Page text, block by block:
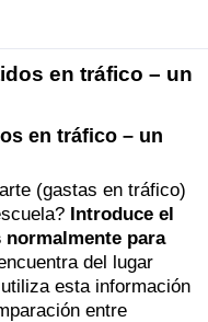
en tráfico – un
en tráfico – un
(gastas en tráfico)
Introduce el
para
del lugar
esta información
entre
País